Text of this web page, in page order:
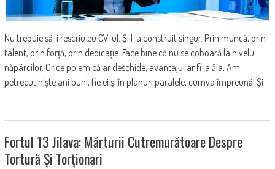
Nu trebuie să-i rescriu eu CV-ul. Și l-a construit singur. Prin muncă, prin
talent, prin forță, prin dedicație. Face bine că nu se coboară la nivelul
năpârcilor. Orice polemică ar deschide, avantajul ar fi la ăia. Am
petrecut niște ani buni, fie ei și în planuri paralele, cumva împreună. Și
Fortul 13 Jilava: Mărturii Cutremurătoare Despre
Tortură Și Torționari